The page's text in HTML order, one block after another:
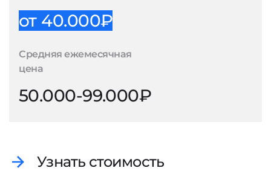
от 40.000₽
Средняя ежемесячная
цена
50.000-99.000₽
Узнать стоимость